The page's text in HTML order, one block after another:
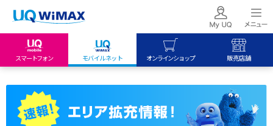
スマートフォン モバイルネット オンラインショップ 販売店舗
My UQ mobile
UQ WiMAX
UQ WiMAX